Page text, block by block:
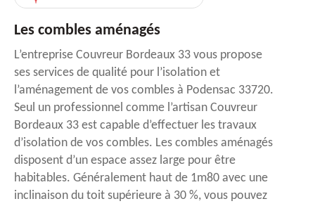
Les combles aménagés
L’entreprise Couvreur Bordeaux 33 vous propose
ses services de qualité pour l’isolation et
l’aménagement de vos combles à Podensac 33720.
Seul un professionnel comme l’artisan Couvreur
Bordeaux 33 est capable d’effectuer les travaux
d’isolation de vos combles. Les combles aménagés
disposent d’un espace assez large pour être
habitables. Généralement haut de 1m80 avec une
inclinaison du toit supérieure à 30 %, vous pouvez